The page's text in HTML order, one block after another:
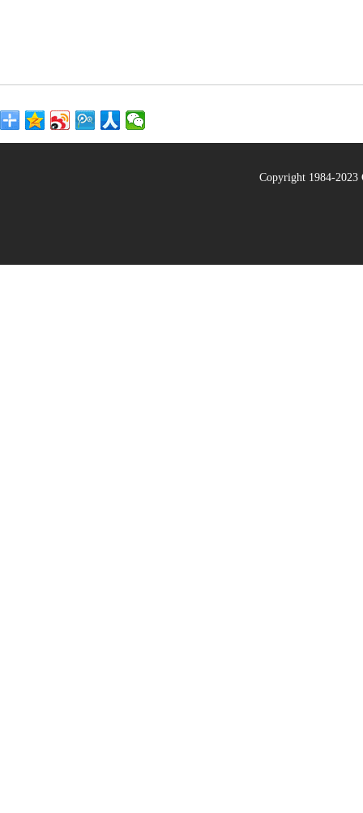
Copyright 1984-